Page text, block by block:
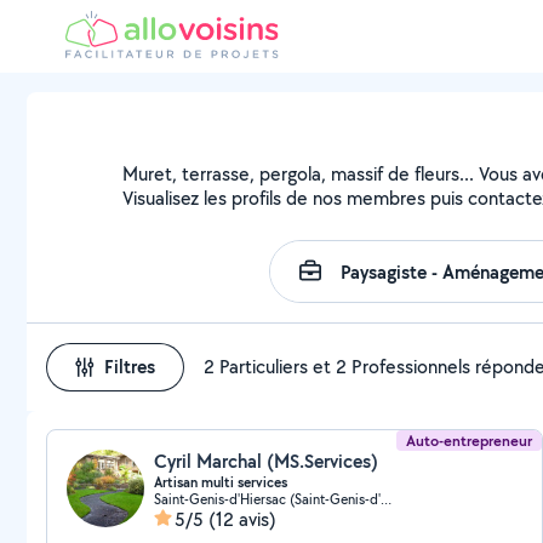
Muret, terrasse, pergola, massif de fleurs... Vous
Visualisez les profils de nos membres puis
Filtres 2 Particuliers et 2 Professionnels
Auto-entrepreneur
Cyril Marchal (MS.Services)
Artisan multi services
Saint-Genis-d'Hiersac (Saint-Genis-d'Hiersac)
5/5 (12 avis)